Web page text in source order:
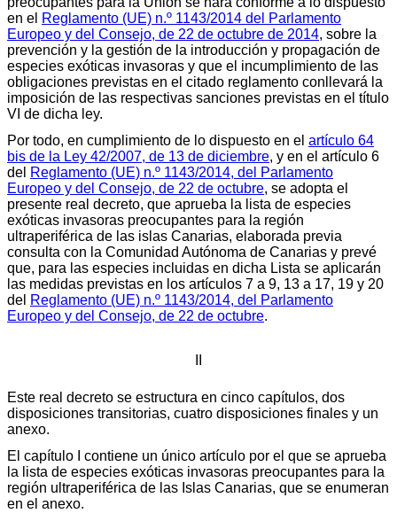
en el Reglamento (UE) n.º 1143/2014 del Parlamento
Europeo y del Consejo, de 22 de octubre de 2014, sobre la
prevención y la gestión de la introducción y propagación de
especies exóticas invasoras y que el incumplimiento de las
obligaciones previstas en el citado reglamento conllevará la
imposición de las respectivas sanciones previstas en el título
VI de dicha ley.
Por todo, en cumplimiento de lo dispuesto en el artículo 64
bis de la Ley 42/2007, de 13 de diciembre, y en el artículo 6
del Reglamento (UE) n.º 1143/2014, del Parlamento
Europeo y del Consejo, de 22 de octubre, se adopta el
presente real decreto, que aprueba la lista de especies
exóticas invasoras preocupantes para la región
ultraperiférica de las islas Canarias, elaborada previa
consulta con la Comunidad Autónoma de Canarias y prevé
que, para las especies incluidas en dicha Lista se aplicarán
las medidas previstas en los artículos 7 a 9, 13 a 17, 19 y 20
del Reglamento (UE) n.º 1143/2014, del Parlamento
Europeo y del Consejo, de 22 de octubre.
Este real decreto se estructura en cinco capítulos, dos
disposiciones transitorias, cuatro disposiciones finales y un
anexo.
El capítulo I contiene un único artículo por el que se aprueba
la lista de especies exóticas invasoras preocupantes para la
región ultraperiférica de las Islas Canarias, que se enumeran
en el anexo.